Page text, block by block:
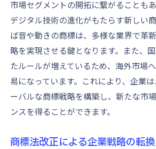
展開
競争優位性を確保するための
商標法改正に伴う市場での競
最新の法改正情報を基にした
企業の競争優位性を支える商
法改正情報を活かしたイノベ
市場セグメントの開拓に繋がることもあ
デジタル技術の進化がもたらす新しい
ば音や動きの商標は、多様な業界で革
略を実現させる鍵となります。また、
たルールが増えているため、海外市場
易になっています。これにより、企業
ーバルな商標戦略を構築し、新たな市
ンスを得ることができます。
商標法改正による企業戦略の転